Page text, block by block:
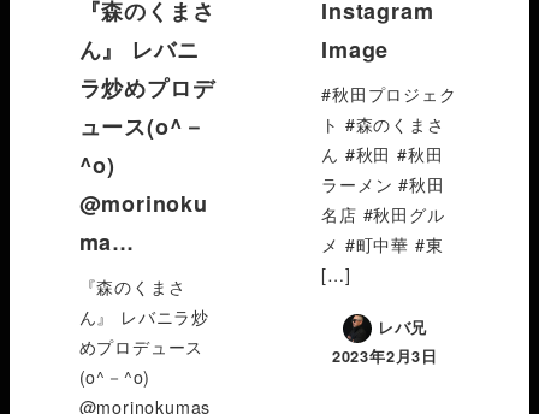
『森のくまさ
ん』 レバニ
ラ炒めプロデ
ュース(o^－
^o)
@morinoku
ma…
『森のくまさ
ん』 レバニラ炒
めプロデュース
(o^－^o)
@morinokumas
Instagram
Image
#秋田プロジェク
ト #森のくまさ
ん #秋田 #秋田
ラーメン #秋田
名店 #秋田グル
メ #町中華 #東
[…]
レバ兄
2023年2月3日